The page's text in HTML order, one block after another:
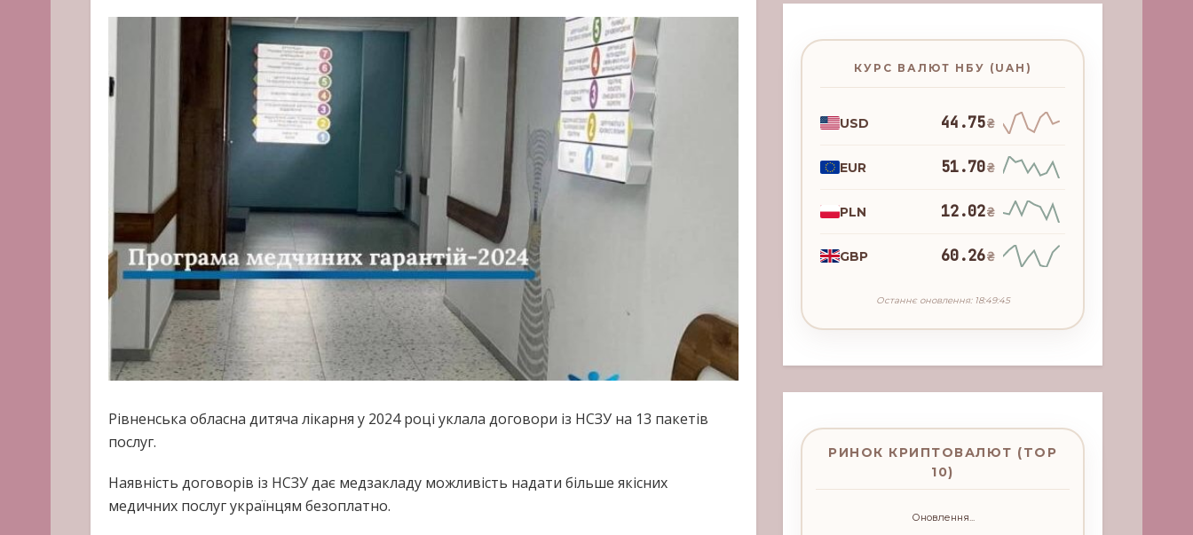
Рівненська обласна дитяча лікарня у 2024 році уклала договори із НСЗУ на 13 пакетів
послуг.
Наявність договорів із НСЗУ дає медзакладу можливість надати більше якісних
медичних послуг українцям безоплатно.
КУРС ВАЛЮТ НБУ (UAH)
USD 44.75₴
EUR 51.70₴
PLN 12.02₴
GBP 60.26₴
Останнє оновлення: 18:49:45
РИНОК КРИПТОВАЛЮТ (TOP
10)
Оновлення...